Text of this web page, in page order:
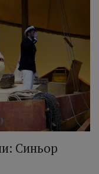
Синьор